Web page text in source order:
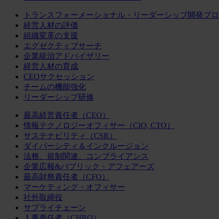
トランスフォーメーショナル・リーダーシップ開発プ
経営人材の評価
組織変革の支援
エグゼクティブサーチ
企業統治アドバイザリー
経営人材の育成
CEOサクセッション
チームの機能強化
リーダーシップ研修
最高経営責任者（CEO）
情報テクノロジーオフィサー（CIO, CTO）
サステナビリティ（CSR）
ダイバーシティ＆インクルージョン
法務、規制関連、コンプライアンス
企業広報&パブリック・アフェアーズ
最高財務責任者（CFO）
マーケティング・オフィサー
社外取締役
サプライチェーン